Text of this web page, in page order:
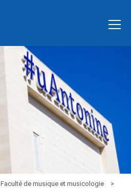
Faculté de musique et musicologie